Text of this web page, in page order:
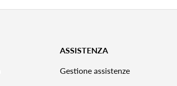
ASSISTENZA
Gestione assistenze